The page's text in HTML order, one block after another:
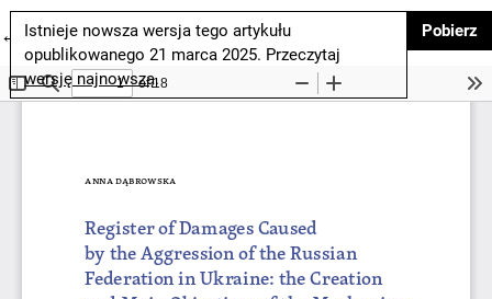
← Wróć do szczegółów artykułu
Istnieje nowsza wersja tego artykułu
opublikowanego 21 marca 2025. Przeczytaj
wersję najnowszą.
Pobierz